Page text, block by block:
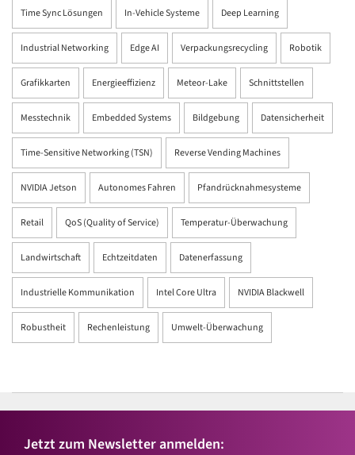
Time Sync Lösungen In-Vehicle Systeme Deep Learning
Industrial Networking Edge AI Verpackungsrecycling Robotik
Grafikkarten Energieeffizienz Meteor-Lake Schnittstellen
Messtechnik Embedded Systems Bildgebung Datensicherheit
Time-Sensitive Networking (TSN) Reverse Vending Machines
NVIDIA Jetson Autonomes Fahren Pfandrücknahmesysteme
Retail QoS (Quality of Service) Temperatur-Überwachung
Landwirtschaft Echtzeitdaten Datenerfassung
Industrielle Kommunikation Intel Core Ultra NVIDIA Blackwell
Robustheit Rechenleistung Umwelt-Überwachung
Jetzt zum Newsletter anmelden: